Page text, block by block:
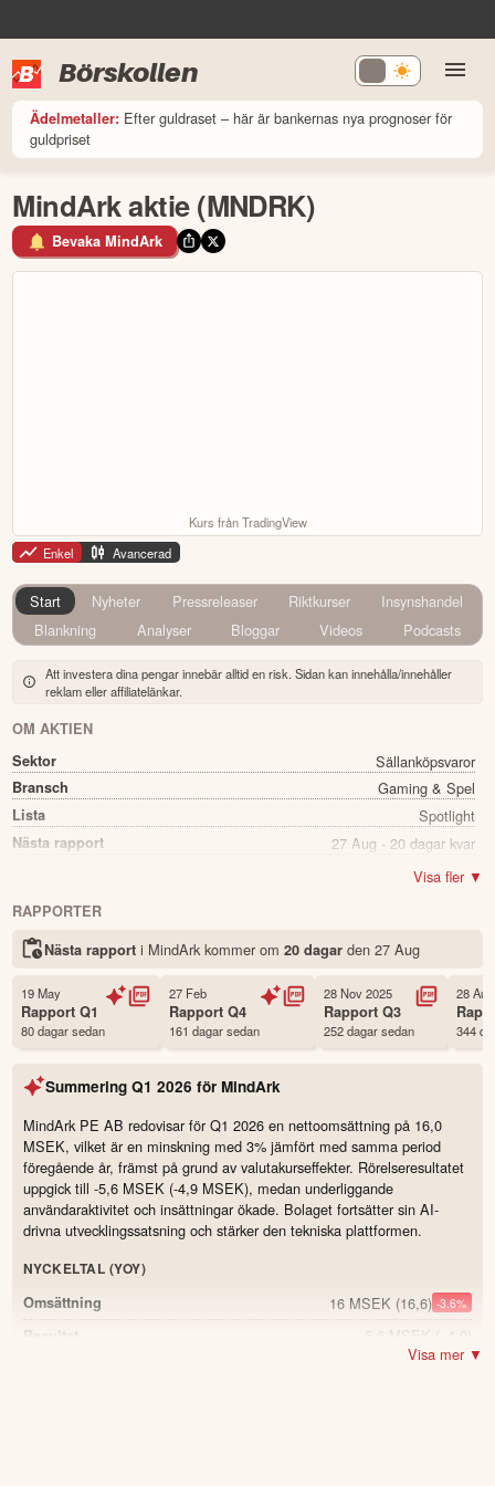
Börskollen
Ädelmetaller: Efter guldraset – här är bankernas nya prognoser för
guldpriset
MindArk aktie (MNDRK)
Bevaka MindArk
Kurs från TradingView
Enkel
Avancerad
Start Nyheter Pressreleaser Riktkurser
Insynshandel
Blankning
Analyser Bloggar Videos Podcasts
Att investera dina pengar innebär alltid en risk. Sidan kan innehålla/innehåller
reklam eller affiliatelänkar.
OM AKTIEN
Sektor
Sällanköpsvaror
Bransch Gaming & Spel
Lista Spotlight
Nästa rapport 27 Aug - 20 dagar kvar
Nej
Status
Sverige
Första handelsdag 26 Jan 2023
Antal ägare Avanza 459 st
Källa:Börsdata
Visa fler ▼
RAPPORTER
Nästa rapport i MindArk kommer om 20 dagarden 27 Aug
19 May
RapportQ1
80 dagar sedan
27 Feb
RapportQ4
161 dagar sedan
28 Nov 2025
RapportQ3
252 dagar sedan
28
344
Summering Q1 2026 för MindArk
MindArk PE AB redovisar för Q1 2026 en nettoomsättning på 16,0
MSEK, vilket är en minskning med 3% jämfört med samma period
föregående år, främst på grund av valutakurseffekter. Rörelseresultatet
uppgick till -5,6 MSEK (-4,9 MSEK), medan underliggande
användaraktivitet och insättningar ökade. Bolaget fortsätter sin AI-
drivna utvecklingssatsning och stärker den tekniska plattformen.
NYCKELTAL (YOY)
Omsättning
16 MSEK (16,6) -3.6%
Resultat −5,6 MSEK
Visa mer ▼